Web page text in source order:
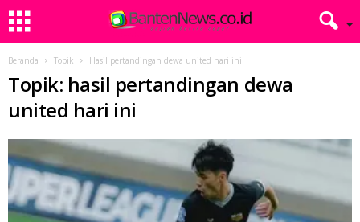
Beranda Topik Hasil pertandingan dewa united hari ini
Topik: hasil pertandingan dewa
united hari ini